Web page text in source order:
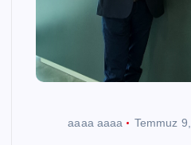
aaaa aaaa Temmuz